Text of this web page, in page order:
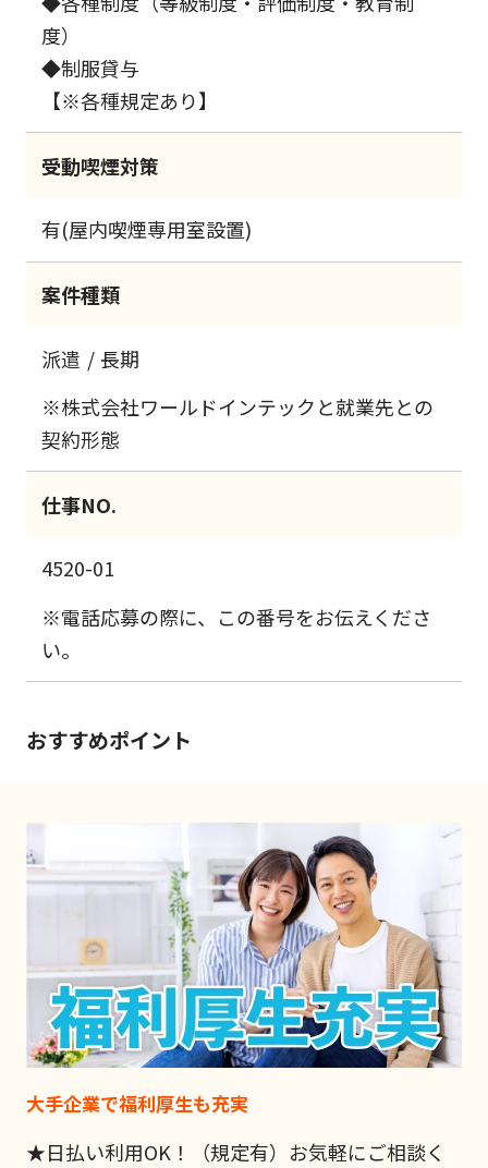
度）
◆制服貸与
【※各種規定あり】
受動喫煙対策
有(屋内喫煙専用室設置)
案件種類
派遣
長期
※株式会社ワールドインテックと就業先との
契約形態
仕事NO.
4520-01
※電話応募の際に、この番号をお伝えくださ
い。
おすすめポイント
大手企業で福利厚生も充実
★日払い利用OK！（規定有）お気軽にご相談く